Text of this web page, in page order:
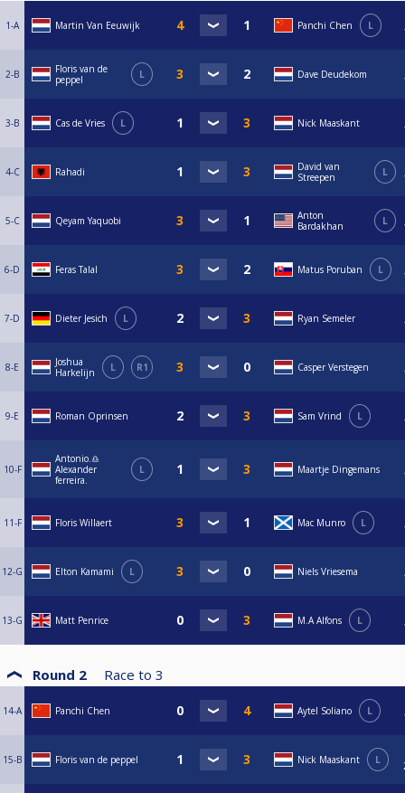
1-A Martin Van Eeuwijk Panchi Chen L
2-B
Floris van de
peppel
L Dave Deudekom
3-B Cas de Vries L Nick Maaskant
4-C Rahadi
David van
Streepen
L
5-C Qeyam Yaquobi
Anton
Bardakhan
L
6-D Feras Talal Matus Poruban L
7-D Dieter Jesich L Ryan Semeler
8-E
Joshua
Harkelijn
L R1 Casper Verstegen
9-E Roman Oprinsen Sam Vrind L
10-F
Antonio.♎️
Alexander
ferreira.
L Maartje Dingemans
11-F Floris Willaert Mac Munro L
12-G Elton Kamami L Niels Vriesema
13-G Matt Penrice M.A Alfons L
Round 2 Race to 3
14-A Panchi Chen Aytel Soliano L
15-B Floris van de peppel Nick Maaskant L